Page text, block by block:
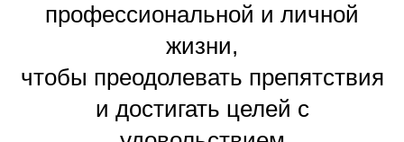
профессиональной и личной
жизни,
чтобы преодолевать препятствия
и достигать целей с